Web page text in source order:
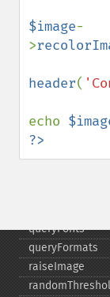
$image-
>
header(
echo
?>
pingImage
pingImageBlob
polaroidImage
previewImages
previousImage
queryFonts
queryFormats
raiseImage